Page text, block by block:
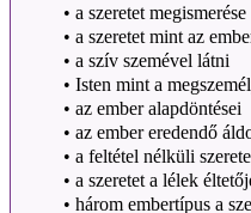
• a szeretet megismerése
• a szeretet mint az
• a szív szemével látni
• Isten mint a
• az ember alapdöntései
• az ember eredendő
• a feltétel nélküli
• a szeretet a lélek
• három embertípus a